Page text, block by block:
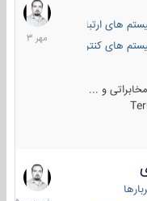
های ارتباطی و جمع آوری
های کنترل آتش و تجهیزات
و ...
1
مهر
1403
17
فروردین